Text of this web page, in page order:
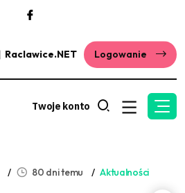
Raclawice.NET Logowanie
Twoje konto
80 dni temu Aktualności